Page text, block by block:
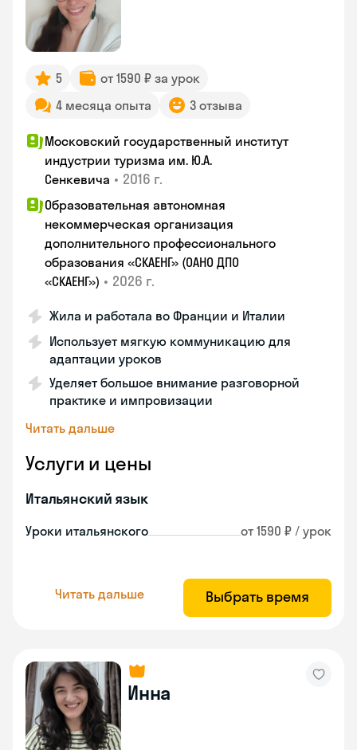
5
от 1590 ₽ за урок
4 месяца опыта
3 отзыва
Московский государственный институт
индустрии туризма им. Ю.А.
Сенкевича • 2016 г.
Образовательная автономная
некоммерческая организация
дополнительного профессионального
образования «СКАЕНГ» (ОАНО ДПО
«СКАЕНГ») • 2026 г.
Жила и работала во Франции и Италии
Использует мягкую коммуникацию для
адаптации уроков
Уделяет большое внимание разговорной
практике и импровизации
Читать дальше
Услуги и цены
Итальянский язык
Уроки итальянского от 1590 ₽ / урок
Читать дальше Выбрать время
Инна